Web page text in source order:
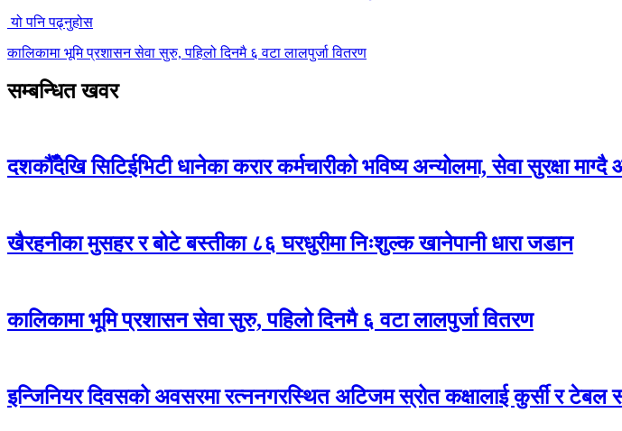
यो पनि पढ्नुहोस
कालिकामा भूमि प्रशासन सेवा सुरु, पहिलो दिनमै ६ वटा लालपुर्जा वितरण
सम्बन्धित खवर
दशकौँदेखि सिटिईभिटी धानेका करार कर्मचारीको भविष्य अन्योलमा, सेवा सुरक्षा
खैरहनीका मुसहर र बोटे बस्तीका ८६ घरधुरीमा निःशुल्क खानेपानी धारा जडान
कालिकामा भूमि प्रशासन सेवा सुरु, पहिलो दिनमै ६ वटा लालपुर्जा वितरण
इन्जिनियर दिवसको अवसरमा रत्ननगरस्थित अटिजम स्रोत कक्षालाई कुर्सी र टेबल